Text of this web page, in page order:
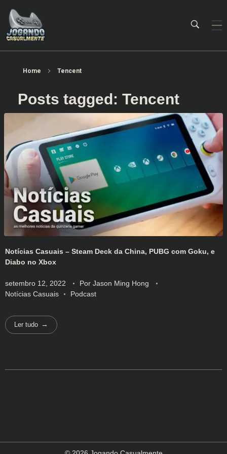
Home Tencent
Posts tagged: Tencent
Notícias Casuais – Steam Deck da China, PUBG com Goku, e
Diabo no Xbox
setembro 12, 2022 Por Jason Ming Hong
Notícias Casuais
Podcast
Ler tudo